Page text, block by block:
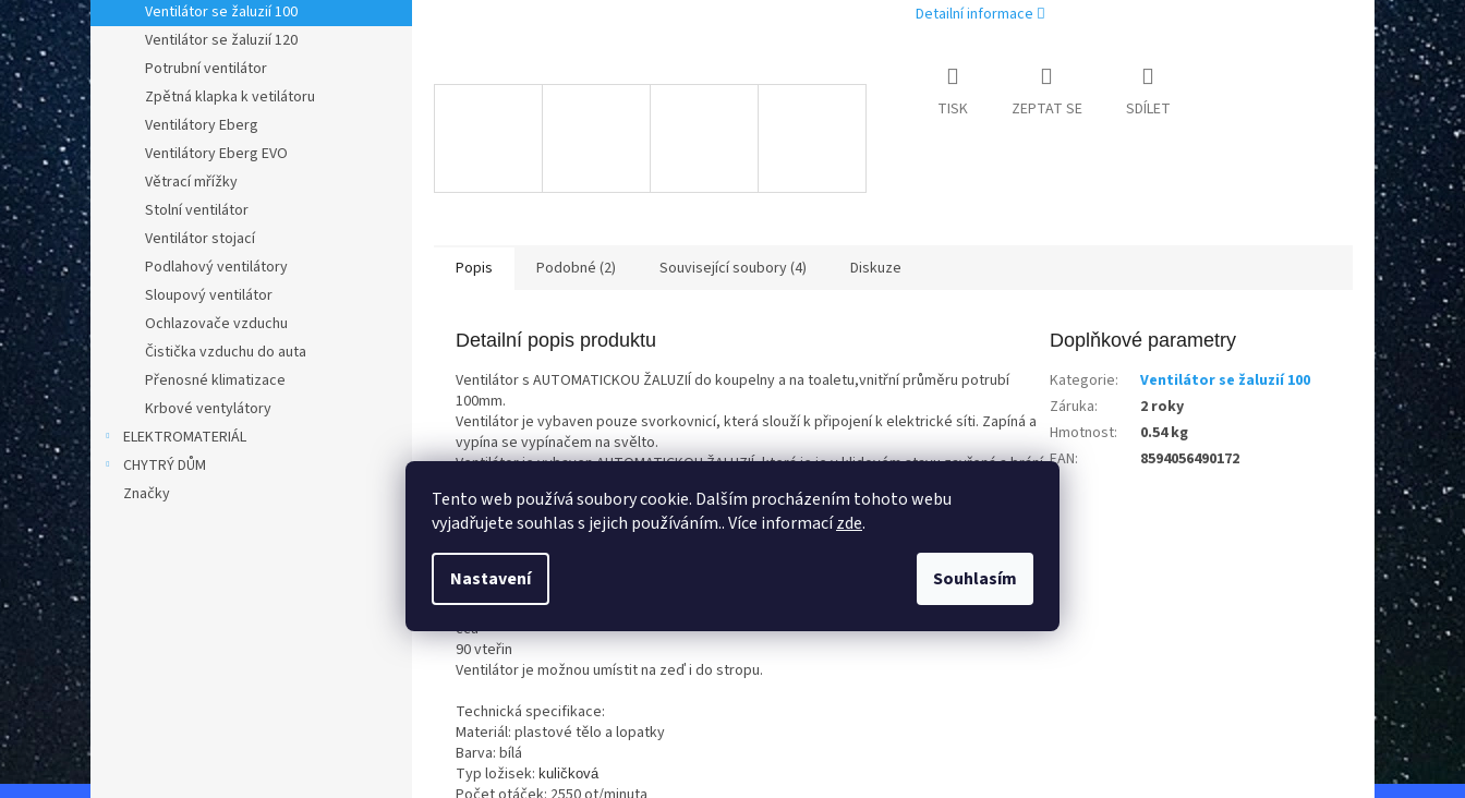
Tento web používá soubory cookie. Dalším procházením tohoto webu
vyjadřujete souhlas s jejich používáním.. Více informacízde.
Nastavení Souhlasím
Ventilátor se žaluzií 100
Ventilátor se žaluzií 120
Potrubní ventilátor
Zpětná klapka k vetilátoru
Ventilátory Eberg
Ventilátory Eberg EVO
Větrací mřížky
Stolní ventilátor
Ventilátor stojací
Podlahový ventilátory
Sloupový ventilátor
Ochlazovače vzduchu
Čistička vzduchu do auta
Přenosné klimatizace
Krbové ventylátory
ELEKTROMATERIÁL
CHYTRÝ DŮM
Značky
Detailní informace
TISK ZEPTAT SE SDÍLET
Popis Podobné (2) Související soubory (4) Diskuze
Detailní popis produktu
Ventilátor s AUTOMATICKOU ŽALUZIÍ do koupelny a na toaletu,vnitřní průměru potrubí
100mm.
Ventilátor je vybaven pouze svorkovnicí, která slouží k připojení k elektrické síti. Zapíná a
vypína se vypínačem na svělto.
Ventilátor je vybaven AUTOMATICKOU ŽALUZIÍ, která je je v klidovém stavu zavřená a brání
umístěn
pod vrchní, krycí mřížkou ventilátoru. Píst obsahuje kapalinu, kterou postupně ohřívá
postupně žaluzii otevře. Po vypnutí ventilátoru dochází k pozvolnému vychladnutí kapaliny,
tím ke zmenšení jejího objemu a opětnému uzavření žaluzie, která se kompletně uzavře za
cca
90 vteřin
Ventilátor je možnou umístit na zeď i do stropu.
Technická specifikace:
Materiál: plastové tělo a lopatky
Barva: bílá
Typ ložisek: kuličková
Doplňkové parametry
Kategorie:
Ventilátor se žaluzií 100
Záruka:
2 roky
Hmotnost:
0.54 kg
EAN: 8594056490172